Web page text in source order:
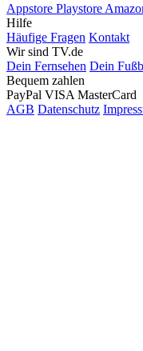
Appstore Playstore
Hilfe
Häufige Fragen Kontakt
Wir sind TV.de
Dein Fernsehen Dein
Bequem zahlen
PayPal VISA MasterCard
AGB Datenschutz